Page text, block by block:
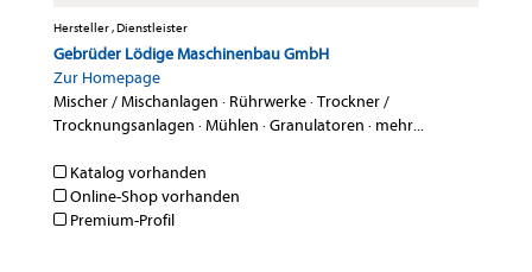
Hersteller , Dienstleister
Gebrüder Lödige Maschinenbau GmbH
Zur Homepage
Mischer / Mischanlagen · Rührwerke·Trockner /
Trocknungsanlagen ·Mühlen ·Granulatoren · mehr...
Katalog vorhanden
Online-Shop vorhanden
Premium-Profil